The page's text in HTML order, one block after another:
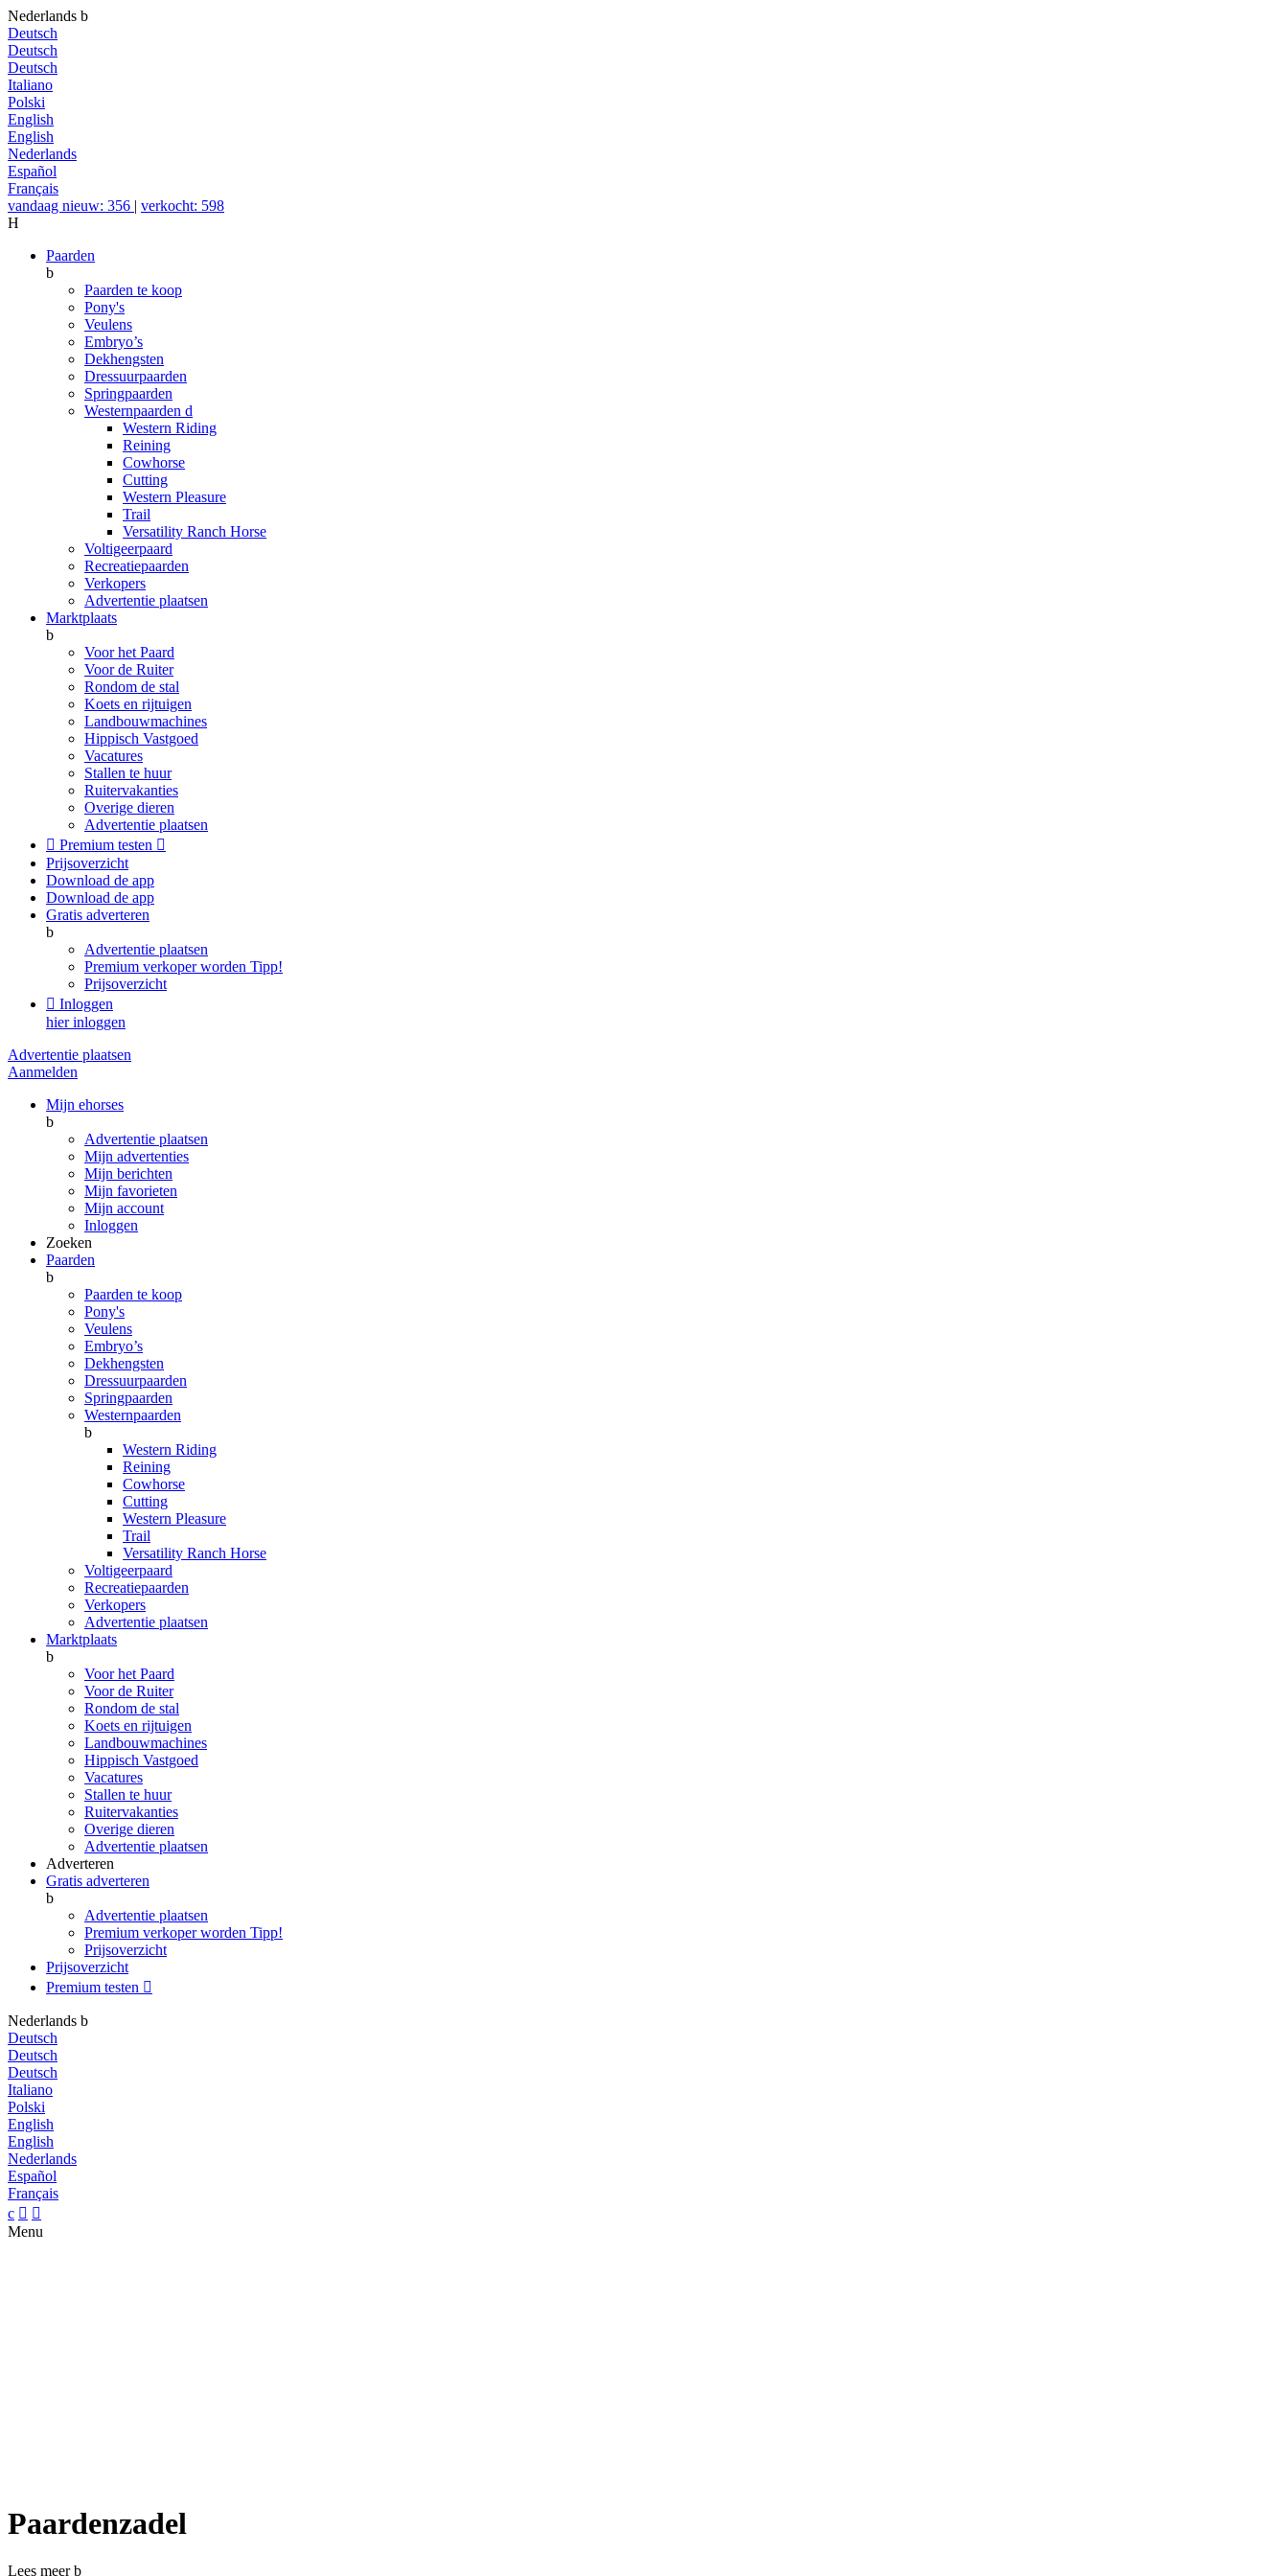
Nederlands b
Deutsch
Deutsch
Deutsch
Italiano
Polski
English
English
Nederlands
Español
Français
vandaag nieuw: 356 | verkocht: 598
H
Paarden
b
Paarden te koop
Pony's
Veulens
Embryo’s
Dekhengsten
Dressuurpaarden
Springpaarden
Westernpaarden d
Western Riding
Reining
Cowhorse
Cutting
Western Pleasure
Trail
Versatility Ranch Horse
Voltigeerpaard
Recreatiepaarden
Verkopers
Advertentie plaatsen
Marktplaats
b
Voor het Paard
Voor de Ruiter
Rondom de stal
Koets en rijtuigen
Landbouwmachines
Hippisch Vastgoed
Vacatures
Stallen te huur
Ruitervakanties
Overige dieren
Advertentie plaatsen
 Premium testen 
Prijsoverzicht
Download de app
Download de app
Gratis adverteren
b
Advertentie plaatsen
Premium verkoper worden Tipp!
Prijsoverzicht
 Inloggen
hier inloggen
Advertentie plaatsen
Aanmelden
Mijn ehorses
b
Advertentie plaatsen
Mijn advertenties
Mijn berichten
Mijn favorieten
Mijn account
Inloggen
Zoeken
Paarden
b
Paarden te koop
Pony's
Veulens
Embryo’s
Dekhengsten
Dressuurpaarden
Springpaarden
Westernpaarden
b
Western Riding
Reining
Cowhorse
Cutting
Western Pleasure
Trail
Versatility Ranch Horse
Voltigeerpaard
Recreatiepaarden
Verkopers
Advertentie plaatsen
Marktplaats
b
Voor het Paard
Voor de Ruiter
Rondom de stal
Koets en rijtuigen
Landbouwmachines
Hippisch Vastgoed
Vacatures
Stallen te huur
Ruitervakanties
Overige dieren
Advertentie plaatsen
Adverteren
Gratis adverteren
b
Advertentie plaatsen
Premium verkoper worden Tipp!
Prijsoverzicht
Prijsoverzicht
Premium testen 
Nederlands b
Deutsch
Deutsch
Deutsch
Italiano
Polski
English
English
Nederlands
Español
Français
c  
Menu
Paardenzadel
Lees meerb